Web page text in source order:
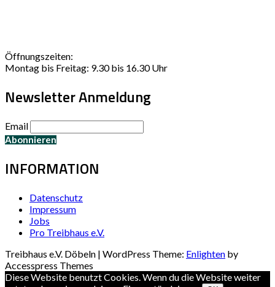
Öffnungszeiten:
Montag bis Freitag: 9.30 bis 16.30 Uhr
Newsletter Anmeldung
Email
INFORMATION
Datenschutz
Impressum
Jobs
Pro Treibhaus e.V.
Treibhaus e.V. Döbeln | WordPress Theme: Enlighten by
Accesspress Themes
Diese Website benutzt Cookies. Wenn du die Website weiter